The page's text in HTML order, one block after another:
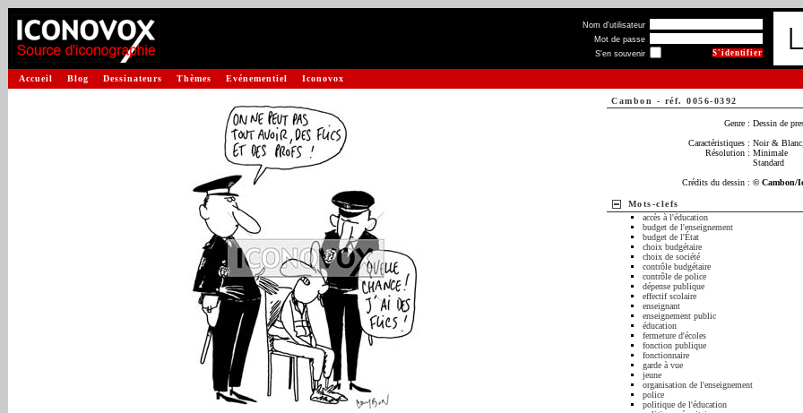
Nom d'utilisateur
Mot de passe
S'en souvenir
Accueil Blog Dessinateurs Thèmes Evénementiel Iconovox
Cambon - réf. 0056-0392
Genre : Dessin de
Caractéristiques : Noir &
Résolution : Minimale
Standard
Crédits du dessin : © Cambon/
Mots-clefs
accès à l'éducation
budget de l'enseignement
budget de l'État
choix budgétaire
choix de société
contrôle budgétaire
contrôle de police
dépense publique
effectif scolaire
enseignant
enseignement public
éducation
fermeture d'écoles
fonction publique
fonctionnaire
garde à vue
jeune
organisation de l'enseignement
police
politique de l'éducation